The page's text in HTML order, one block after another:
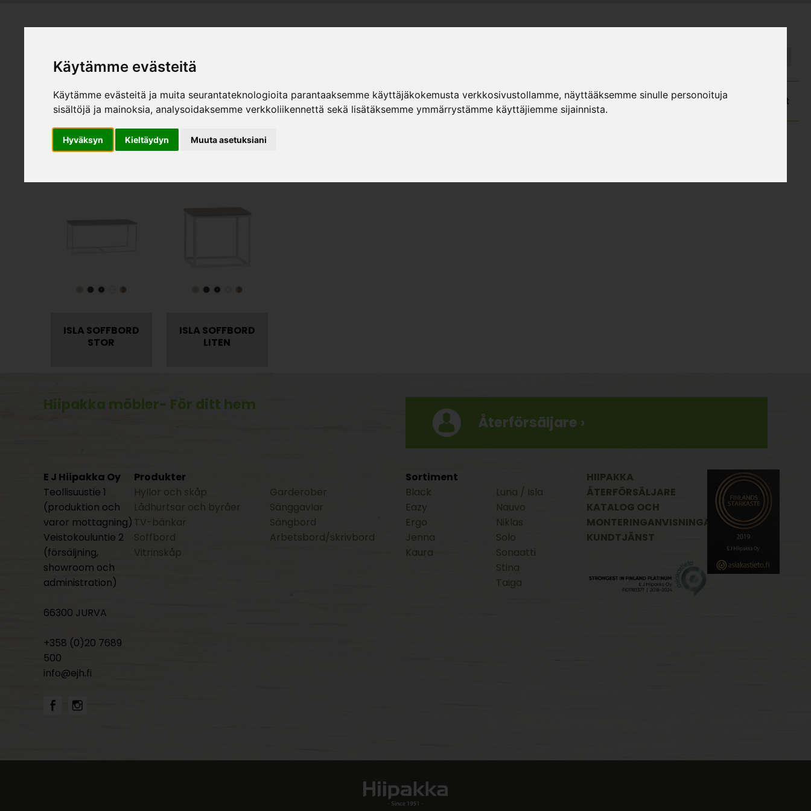
Käytämme evästeitä
Käytämme evästeitä ja muita seurantateknologioita parantaaksemme käyttäjäkokemusta verkkosivustollamme, näyttääksemme sinulle personoituja
sisältöjä ja mainoksia, analysoidaksemme verkkoliikennettä sekä lisätäksemme ymmärrystämme käyttäjiemme sijainnista.
Hyväksyn Kieltäydyn Muuta asetuksiani
Produkter Sortiment Hiipakka Återförsäljare Katalog och monteringsanvisningar Kundtjänst
Soffbord
ISLA SOFFBORD
STOR
ISLA SOFFBORD
LITEN
Hiipakka möbler- För ditt hem
Återförsäljare ›
E J Hiipakka Oy
Teollisuustie 1
(produktion och
varor mottagning)
Veistokouluntie 2
(försäljning,
showroom och
administration)
66300 JURVA
+358 (0)20 7689
500
info@ejh.fi
Produkter
Hyllor och skåp
Lådhurtsar och byråer
TV-bänkar
Soffbord
Vitrinskåp
Garderober
Sänggavlar
Sängbord
Arbetsbord/skrivbord
Sortiment
Black
Eazy
Ergo
Jenna
Kaura
Luna / Isla
Nauvo
Niklas
Solo
Sonaatti
Stina
Taiga
HIIPAKKA
ÅTERFÖRSÄLJARE
KATALOG OCH
MONTERINGANVISNINGAR
KUNDTJÄNST